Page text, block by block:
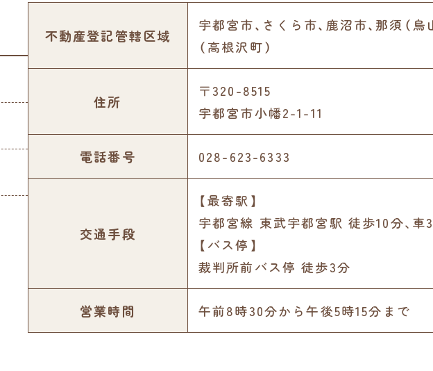
不動産登記管轄区域
宇都宮市、さくら市、鹿沼市、那須（
（高根沢町）
住所
〒320-8515
宇都宮市小幡2-1-11
電話番号 028-623-6333
交通手段
【最寄駅】
宇都宮線 東武宇都宮駅 徒歩10分､車
【バス停】
裁判所前バス停 徒歩3分
営業時間 午前8時30分から午後5時15分まで